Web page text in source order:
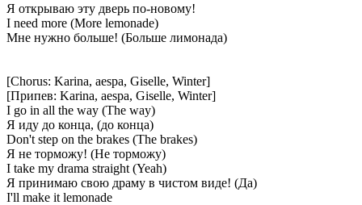
Я открываю эту дверь по-новому!
I need more (More lemonade)
Мне нужно больше! (Больше лимонада)
[Chorus: Karina, aespa, Giselle, Winter]
[Припев: Karina, aespa, Giselle, Winter]
I go in all the way (The way)
Я иду до конца, (до конца)
Don't step on the brakes (The brakes)
Я не торможу! (Не торможу)
I take my drama straight (Yeah)
Я принимаю свою драму в чистом виде! (Да)
I'll make it lemonade